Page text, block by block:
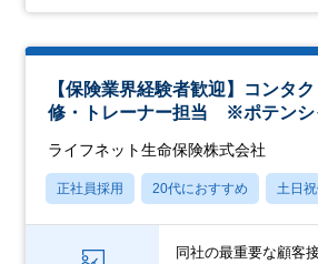
【保険業界経験者歓迎】コンタ
修・トレーナー担当 ※ポテンシ
ライフネット生命保険株式会社
正社員採用 20代におすすめ 土日
同社の最重要な顧客